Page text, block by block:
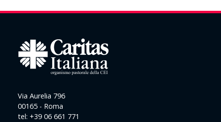
Via Aurelia 796
00165 - Roma
tel: +39 06 661 771